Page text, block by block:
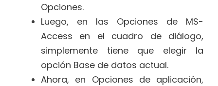
Opciones.
Luego, en las Opciones de MS-
Access en el cuadro de diálogo,
simplemente tiene que elegir la
opción Base de datos actual.
Ahora, en Opciones de aplicación,